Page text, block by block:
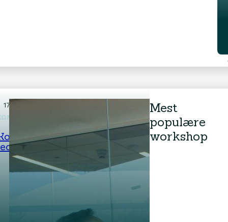
OG LEDELSE
og
17. august 2026 Gratis Workshop
Mest
populære
workshop